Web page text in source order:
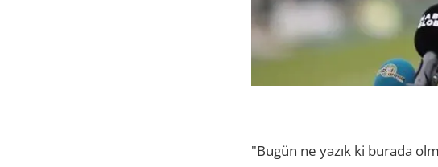
"Bugün ne yazık ki burada